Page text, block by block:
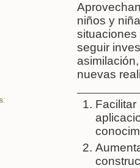
niños y
situaciones
seguir
nuevas
: